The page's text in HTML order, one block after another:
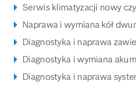
Serwis klimatyzacji nowy
Naprawa i wymiana kół
Diagnostyka i naprawa
Diagnostyka i wymiana
Diagnostyka i naprawa